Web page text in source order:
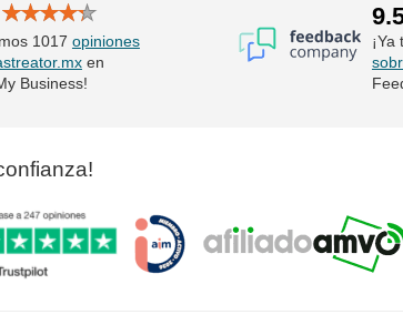
1017 opiniones
en
Business!